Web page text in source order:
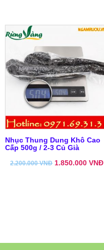
Nhục Thung Dung Khô Cao
Cấp 500g / 2-3 Củ Già
2.200.000VNĐ 1.850.000VNĐ